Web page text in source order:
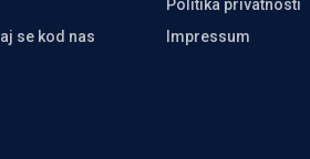
Politika privatnosti
se kod nas
Impressum